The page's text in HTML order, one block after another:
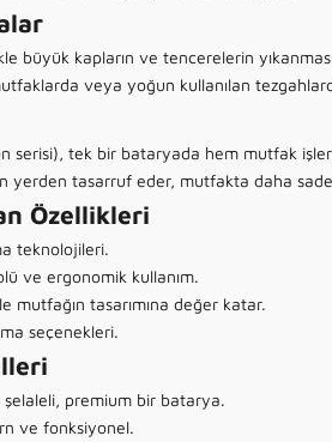
kapların ve tencerelerin
veya yoğun kullanılan
serisi), tek bir bataryada hem mutfak
yerden tasarruf eder, mutfakta daha
Özellikleri
teknolojileri.
ve ergonomik kullanım.
mutfağın tasarımına değer katar.
seçenekleri.
premium bir batarya.
ve fonksiyonel.